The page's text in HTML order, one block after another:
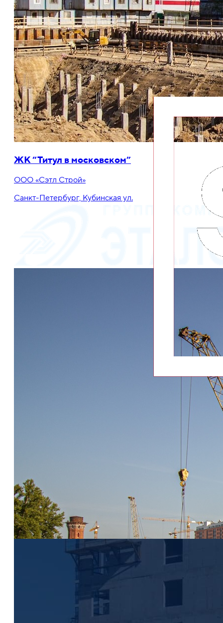
ЖК “Титул в московском”
ООО «Сэтл Строй»
Санкт-Петербург, Кубинская ул.